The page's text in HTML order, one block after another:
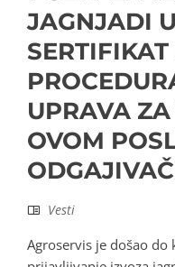
JAGNJADI
SERTIFIKAT
UPRAVA
OVOM
Vesti
Agroservis je došao do